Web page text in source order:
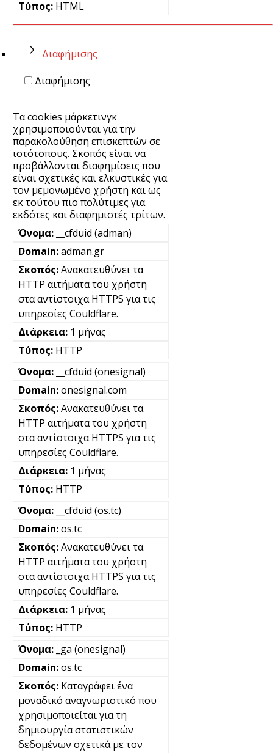
HTML
Διαφήμισης
Διαφήμισης
Τα cookies μάρκετινγκ
χρησιμοποιούνται για την
παρακολούθηση επισκεπτών σε
ιστότοπους. Σκοπός είναι να
προβάλλονται διαφημίσεις που
είναι σχετικές και ελκυστικές για
τον μεμονωμένο χρήστη και ως
εκ τούτου πιο πολύτιμες για
εκδότες και διαφημιστές τρίτων.
__cfduid (adman)
adman.gr
Ανακατευθύνει τα
HTTP αιτήματα του χρήστη
στα αντίστοιχα HTTPS για τις
υπηρεσίες Couldflare.
1 μήνας
HTTP
__cfduid (onesignal)
onesignal.com
Ανακατευθύνει τα
HTTP αιτήματα του χρήστη
στα αντίστοιχα HTTPS για τις
υπηρεσίες Couldflare.
1 μήνας
HTTP
__cfduid (os.tc)
os.tc
Ανακατευθύνει τα
HTTP αιτήματα του χρήστη
στα αντίστοιχα HTTPS για τις
υπηρεσίες Couldflare.
1 μήνας
HTTP
_ga (onesignal)
os.tc
Καταγράφει ένα
μοναδικό αναγνωριστικό που
χρησιμοποιείται για τη
δημιουργία στατιστικών
δεδομένων σχετικά με τον